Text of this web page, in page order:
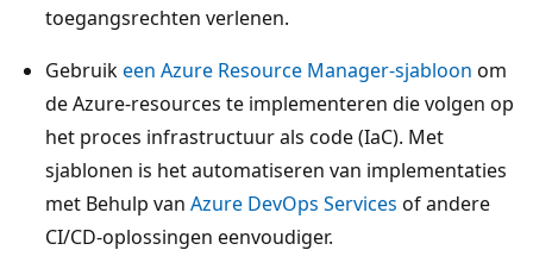
toegangsrechten verlenen.
Gebruikeen Azure Resource Manager-sjabloon om
de Azure-resources te implementeren die volgen op
het proces infrastructuur als code (IaC). Met
sjablonen is het automatiseren van implementaties
met Behulp van Azure DevOps Services of andere
CI/CD-oplossingen eenvoudiger.